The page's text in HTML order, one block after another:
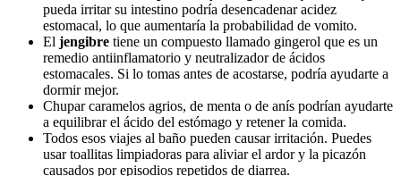
pueda irritar su intestino podría desencadenar acidez
estomacal, lo que aumentaría la probabilidad de vomito.
El jengibre tiene un compuesto llamado gingerol que es un
remedio antiinflamatorio y neutralizador de ácidos
estomacales. Si lo tomas antes de acostarse, podría ayudarte a
dormir mejor.
Chupar caramelos agrios, de menta o de anís podrían ayudarte
a equilibrar el ácido del estómago y retener la comida.
Todos esos viajes al baño pueden causar irritación. Puedes
usar toallitas limpiadoras para aliviar el ardor y la picazón
causados por episodios repetidos de diarrea.